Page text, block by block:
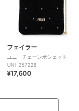
フェイラー
ユニ チェーンポシェット
UNI-257228
¥17,600